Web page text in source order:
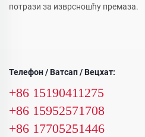
потрази за изврсношћу премаза.
Телефон / Ватсап / Вецхат:
+86 15190411275
+86 15952571708
+86 17705251446